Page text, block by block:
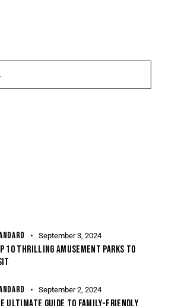
September 3, 2024
10 THRILLING AMUSEMENT PARKS TO
September 2, 2024